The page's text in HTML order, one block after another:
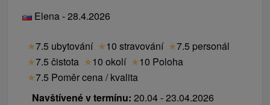
Elena - 28.4.2026
★7.5 ubytování ★10 stravování ★7.5 personál
★7.5 čistota ★10 okolí ★10 Poloha
★7.5 Poměr cena / kvalita
Navštívené v termínu: 20.04 - 23.04.2026